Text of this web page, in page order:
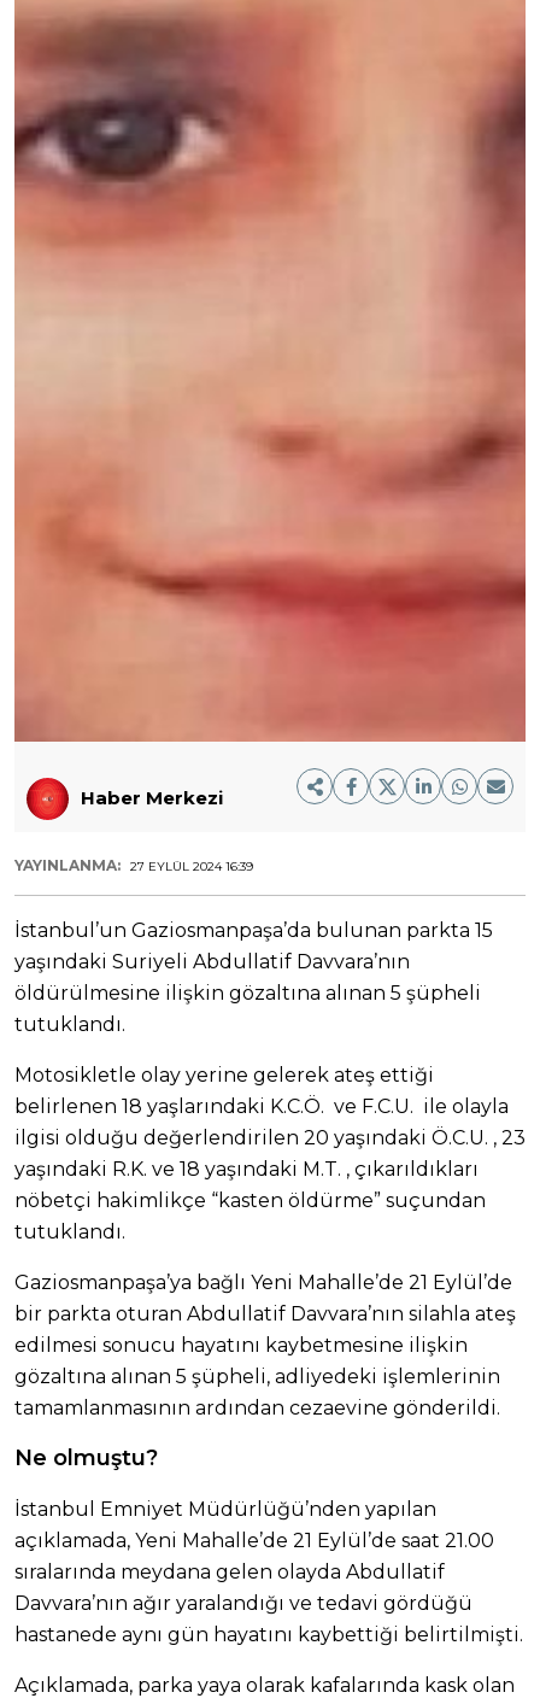
Haber Merkezi
YAYINLANMA: 27 EYLÜL 2024 16:39
İstanbul’un Gaziosmanpaşa’da bulunan parkta 15
yaşındaki Suriyeli Abdullatif Davvara’nın
öldürülmesine ilişkin gözaltına alınan 5 şüpheli
tutuklandı.
Motosikletle olay yerine gelerek ateş ettiği
belirlenen 18 yaşlarındaki K.C.Ö. ve F.C.U. ile olayla
ilgisi olduğu değerlendirilen 20 yaşındaki Ö.C.U. , 23
yaşındaki R.K. ve 18 yaşındaki M.T. , çıkarıldıkları
nöbetçi hakimlikçe “kasten öldürme” suçundan
tutuklandı.
Gaziosmanpaşa’ya bağlı Yeni Mahalle’de 21 Eylül’de
bir parkta oturan Abdullatif Davvara’nın silahla ateş
edilmesi sonucu hayatını kaybetmesine ilişkin
gözaltına alınan 5 şüpheli, adliyedeki işlemlerinin
tamamlanmasının ardından cezaevine gönderildi.
Ne olmuştu?
İstanbul Emniyet Müdürlüğü’nden yapılan
açıklamada, Yeni Mahalle’de 21 Eylül’de saat 21.00
sıralarında meydana gelen olayda Abdullatif
Davvara’nın ağır yaralandığı ve tedavi gördüğü
hastanede aynı gün hayatını kaybettiği belirtilmişti.
Açıklamada, parka yaya olarak kafalarında kask olan